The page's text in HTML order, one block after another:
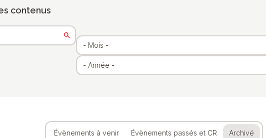
contenus
Évènements à venir Évènements passés et CR Archivé